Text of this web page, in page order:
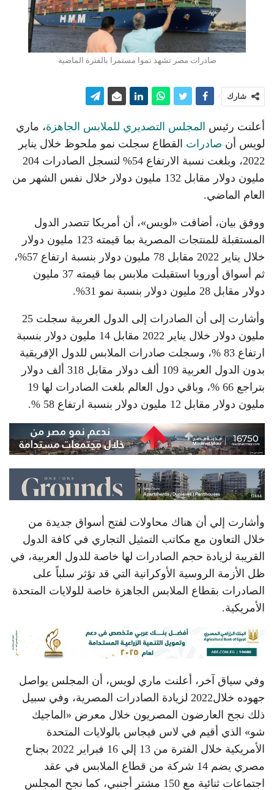
صادرات مصر تشهد نموا مستمرا بالفترة الماضية
شارك
أعلنت رئيس المجلس التصديري للملابس الجاهزة، ماري
لويس أن صادرات القطاع سجلت نمو ملحوظ خلال يناير
2022، وبلغت نسبة الارتفاع 54% لتسجل الصادرات 204
مليون دولار مقابل 132 مليون دولار خلال نفس الشهر من
العام الماضي.
ووفق بيان، أضافت «لويس»، أن أمريكا تتصدر الدول
المستقبلة للمنتجات المصرية بما قيمته 123 مليون دولار
خلال يناير 2022 مقابل 78 مليون دولار بنسبة ارتفاع 57%،
ثم أسواق أوروبا استقبلت ملابس بما قيمته 37 مليون
دولار مقابل 28 مليون دولار بنسبة نمو 31%.
وأشارت إلى أن الصادرات إلى الدول العربية سجلت 25
مليون دولار خلال يناير 2022 مقابل 14 مليون دولار بنسبة
ارتفاع 83 %، وسجلت صادرات الملابس للدول الإفريقية
بدون الدول العربية 109 ألف دولار مقابل 318 ألف دولار
بتراجع 66 %، وباقي دول العالم بلغت الصادرات لها 19
مليون دولار مقابل 12 مليون دولار بنسبة ارتفاع 58 %.
وأشارت إلي أن هناك محاولات لفتح أسواق جديدة من
خلال التعاون مع مكاتب التمثيل التجاري في كافة الدول
القريبة لزيادة حجم الصادرات لها خاصة للدول العربية، في
ظل الأزمة الروسية الأوكرانية التي قد تؤثر سلباً على
الصادرات بقطاع الملابس الجاهزة خاصة للولايات المتحدة
الأمريكية.
وفي سياق آخر، أعلنت ماري لويس، أن المجلس يواصل
جهوده خلال2022 لزيادة الصادرات المصرية، وفي سبيل
ذلك نجح العارضون المصريون خلال معرض «الماجيك
شو» الذي أقيم في لاس فيجاس بالولايات المتحدة
الأمريكية خلال الفترة من 13 إلي 16 فبراير 2022 بجناح
مصري يضم 14 شركة من قطاع الملابس في عقد
اجتماعات ثنائية مع 150 مشترٍ أجنبي، كما نجح المجلس